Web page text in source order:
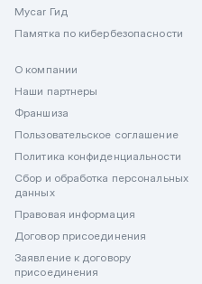
Mycar Гид
Памятка по кибербезопасности
О компании
Наши партнеры
Франшиза
Пользовательское соглашение
Политика конфиденциальности
Сбор и обработка персональных
данных
Правовая информация
Договор присоединения
Заявление к договору
присоединения